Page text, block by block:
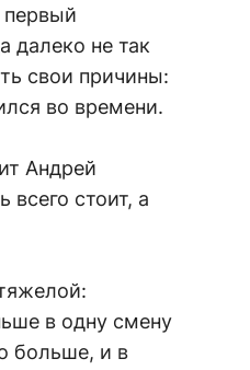
далеко не так
свои причины:
во времени.
Андрей
всего стоит, а
в одну смену
больше, и в